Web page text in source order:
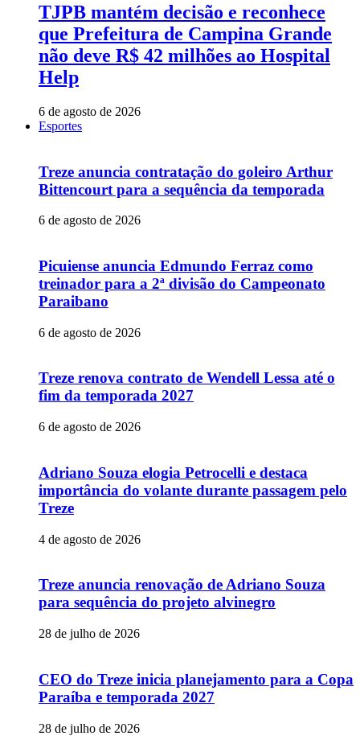
TJPB mantém decisão e reconhece
que Prefeitura de Campina Grande
não deve R$ 42 milhões ao Hospital
Help
6 de agosto de 2026
Esportes
Treze anuncia contratação do goleiro Arthur
Bittencourt para a sequência da temporada
6 de agosto de 2026
Picuiense anuncia Edmundo Ferraz como
treinador para a 2ª divisão do Campeonato
Paraibano
6 de agosto de 2026
Treze renova contrato de Wendell Lessa até o
fim da temporada 2027
6 de agosto de 2026
Adriano Souza elogia Petrocelli e destaca
importância do volante durante passagem pelo
Treze
4 de agosto de 2026
Treze anuncia renovação de Adriano Souza
para sequência do projeto alvinegro
28 de julho de 2026
CEO do Treze inicia planejamento para a Copa
Paraíba e temporada 2027
28 de julho de 2026